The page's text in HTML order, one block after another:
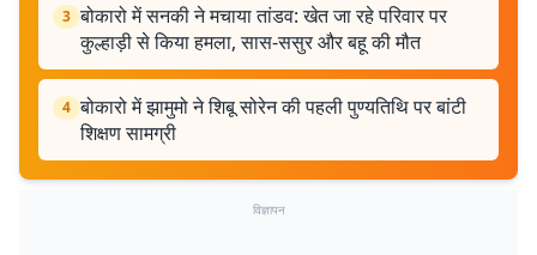
3 बोकारो में सनकी ने मचाया तांडव: खेत जा रहे परिवार पर
कुल्हाड़ी से किया हमला, सास-ससुर और बहू की मौत
4 बोकारो में झामुमो ने शिबू सोरेन की पहली पुण्यतिथि पर बांटी
शिक्षण सामग्री
विज्ञापन